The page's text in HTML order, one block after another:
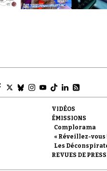
VIDÉOS
ÉMISSIONS
Complorama
« Réveillez-vous
Les
REVUES DE